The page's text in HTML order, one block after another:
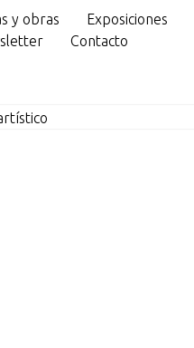
y obras Exposiciones
Contacto